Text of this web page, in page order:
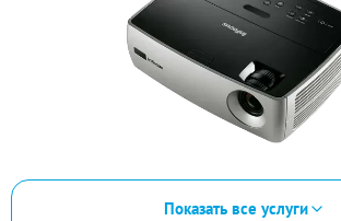
Показать все услуги